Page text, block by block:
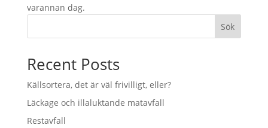
varannan dag.
Sök
Recent Posts
Källsortera, det är väl frivilligt, eller?
Läckage och illaluktande matavfall
Restavfall